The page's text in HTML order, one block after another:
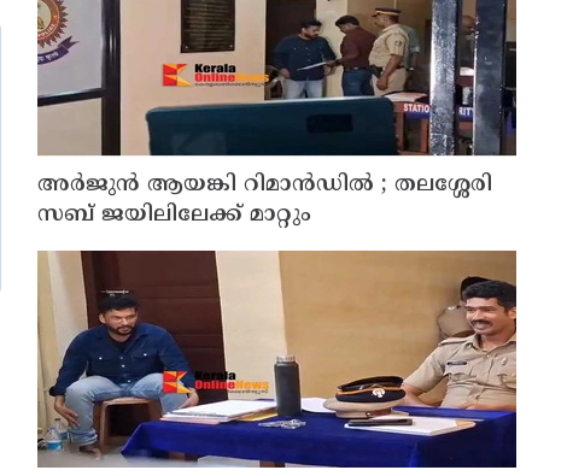
അര്‍ജുന്‍ ആയങ്കി റിമാന്‍ഡില്‍ ; തലശ്ശേരി
സബ് ജയിലിലേക്ക് മാറ്റും